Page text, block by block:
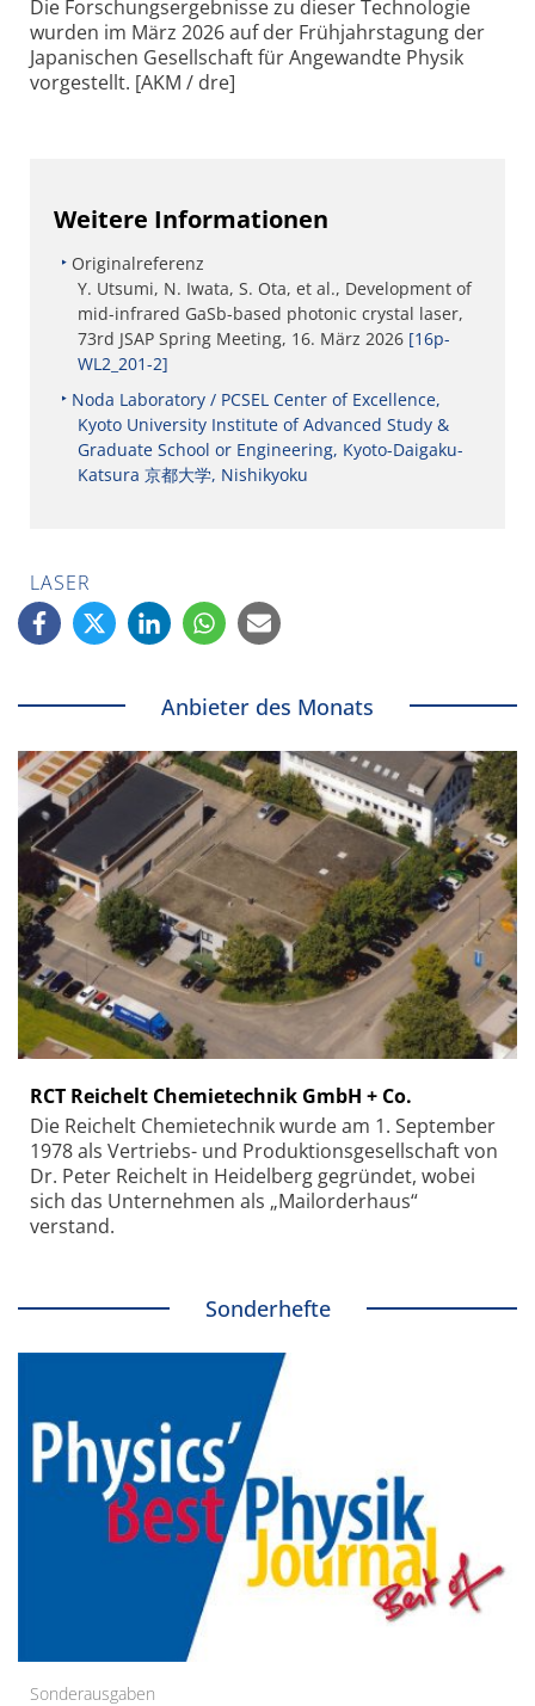
Die Forschungsergebnisse zu dieser Technologie
wurden im März 2026 auf der Frühjahrstagung der
Japanischen Gesellschaft für Angewandte Physik
vorgestellt. [AKM / dre]
Weitere Informationen
Originalreferenz
Y. Utsumi, N. Iwata, S. Ota, et al., Development of
mid-infrared GaSb-based photonic crystal laser,
73rd JSAP Spring Meeting, 16. März 2026 [16p-
WL2_201-2]
Noda Laboratory / PCSEL Center of Excellence,
Kyoto University Institute of Advanced Study &
Graduate School or Engineering, Kyoto-Daigaku-
Katsura 京都大学, Nishikyoku
LASER
Anbieter des Monats
RCT Reichelt Chemietechnik GmbH + Co.
Die Reichelt Chemietechnik wurde am 1. September
1978 als Vertriebs- und Produktionsgesellschaft von
Dr. Peter Reichelt in Heidelberg gegründet, wobei
sich das Unternehmen als „Mailorderhaus“
verstand.
Sonderhefte
Sonderausgaben